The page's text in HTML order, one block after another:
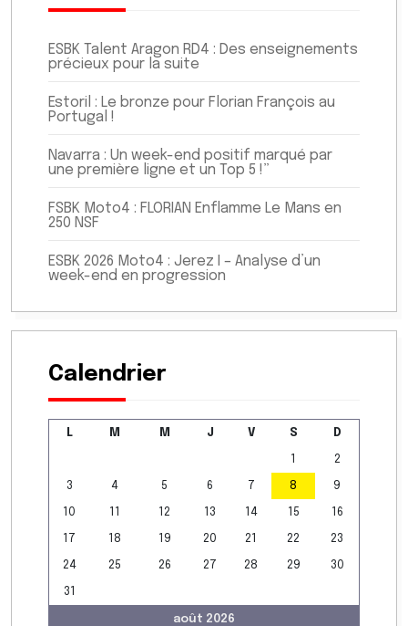
ESBK Talent Aragon RD4 : Des enseignements
précieux pour la suite
Estoril : Le bronze pour Florian François au
Portugal !
Navarra : Un week-end positif marqué par
une première ligne et un Top 5 !”
FSBK Moto4 : FLORIAN Enflamme Le Mans en
250 NSF
ESBK 2026 Moto4 : Jerez I – Analyse d’un
week-end en progression
Calendrier
août 2026
L M M J V S D
1 2
3 4 5 6 7 8 9
10 11 12 13 14 15 16
17 18 19 20 21 22 23
24 25 26 27 28 29 30
31